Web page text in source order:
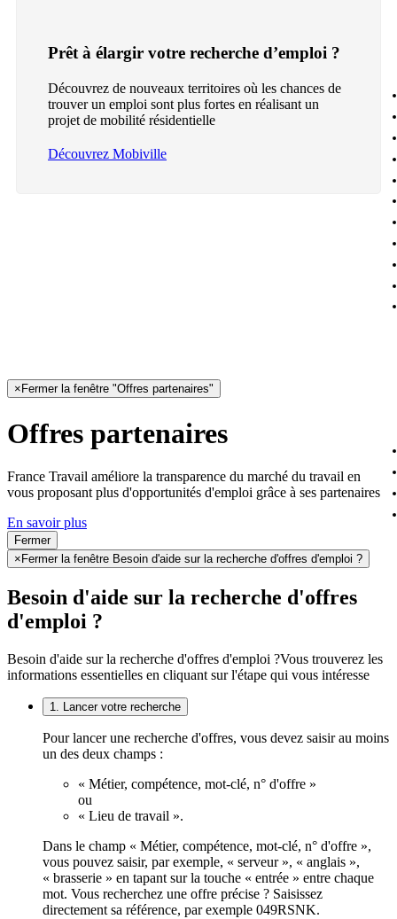
Prêt à élargir votre recherche d’emploi ?
Découvrez de nouveaux territoires où les chances de
trouver un emploi sont plus fortes en réalisant un
projet de mobilité résidentielle
Découvrez Mobiville
× Fermer la fenêtre "Offres partenaires"
Offres partenaires
France Travail améliore la transparence du marché du travail en
vous proposant plus d'opportunités d'emploi grâce à ses partenaires
En savoir plus
Fermer
× Fermer la fenêtre Besoin d'aide sur la recherche d'offres d'emploi ?
Besoin d'aide sur la recherche d'offres
d'emploi ?
Besoin d'aide sur la recherche d'offres d'emploi ?Vous trouverez les
informations essentielles en cliquant sur l'étape qui vous intéresse
1. Lancer votre recherche
Pour lancer une recherche d'offres, vous devez saisir au moins
un des deux champs :
« Métier, compétence, mot-clé, n° d'offre »
ou
« Lieu de travail ».
Dans le champ « Métier, compétence, mot-clé, n° d'offre »,
vous pouvez saisir, par exemple, « serveur », « anglais »,
« brasserie » en tapant sur la touche « entrée » entre chaque
mot. Vous recherchez une offre précise ? Saisissez
directement sa référence, par exemple 049RSNK.